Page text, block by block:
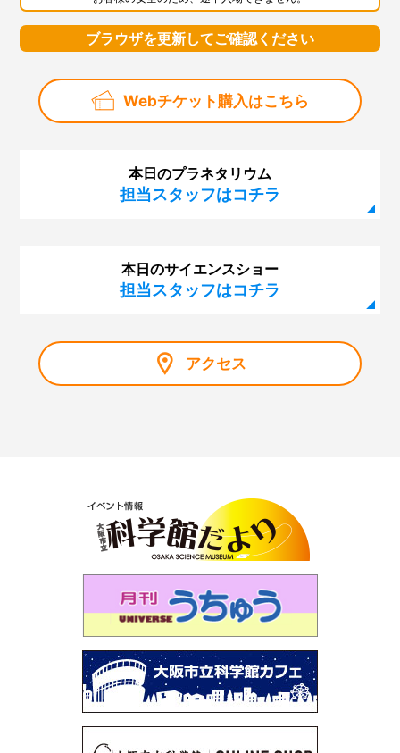
ブラウザを更新してご確認ください
Webチケット購入はこちら
本日のプラネタリウム
担当スタッフはコチラ
本日のサイエンスショー
担当スタッフはコチラ
アクセス